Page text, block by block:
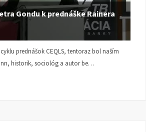
Gondu k prednáške Rainera
prednášok CEQLS, tentoraz bol naším
historik, sociológ a autor be…